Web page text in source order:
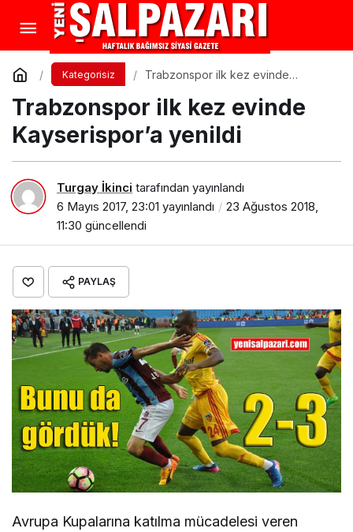
Kategorisiz
Trabzonspor ilk kez evinde
Trabzonspor ilk kez evinde
Kayserispor’a yenildi
Turgay İkinci tarafından yayınlandı
6 Mayıs 2017, 23:01 yayınlandı
23 Ağustos 2018,
11:30 güncellendi
PAYLAŞ
Avrupa Kupalarına katılma mücadelesi veren